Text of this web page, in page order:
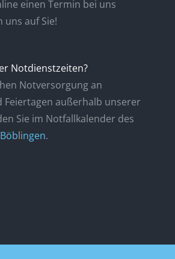
einen Termin bei uns
uns auf Sie!
Notdienstzeiten?
Notversorgung an
Feiertagen außerhalb unserer
Sie im Notfallkalender des
.